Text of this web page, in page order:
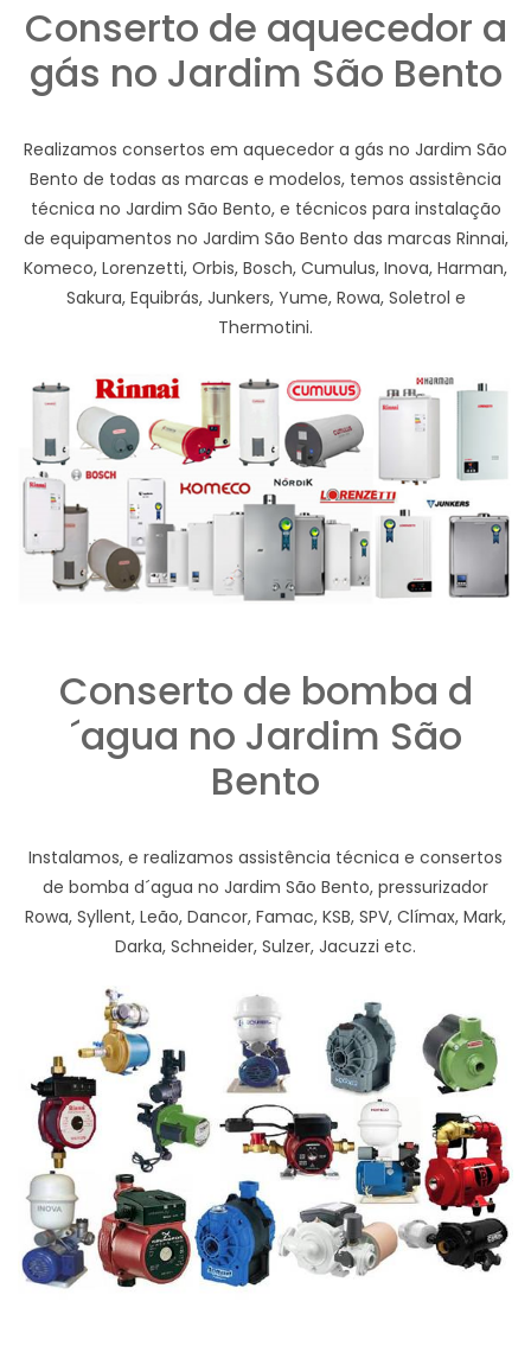
Conserto de aquecedor a
gás no Jardim São Bento
Realizamos consertos em aquecedor a gás no Jardim São
Bento de todas as marcas e modelos, temos assistência
técnica no Jardim São Bento, e técnicos para instalação
de equipamentos no Jardim São Bento das marcas Rinnai,
Komeco, Lorenzetti, Orbis, Bosch, Cumulus, Inova, Harman,
Sakura, Equibrás, Junkers, Yume, Rowa, Soletrol e
Thermotini.
Conserto de bomba d
´agua no Jardim São
Bento
Instalamos, e realizamos assistência técnica e consertos
de bomba d´agua no Jardim São Bento, pressurizador
Rowa, Syllent, Leão, Dancor, Famac, KSB, SPV, Clímax, Mark,
Darka, Schneider, Sulzer, Jacuzzi etc.